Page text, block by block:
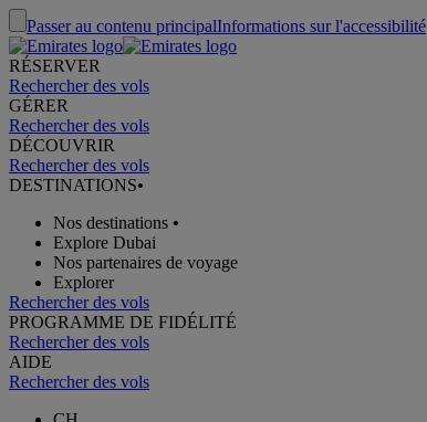
Passer au contenu principalInformations sur l'accessibilité
RÉSERVER
Rechercher des vols
GÉRER
Rechercher des vols
DÉCOUVRIR
Rechercher des vols
DESTINATIONS•
Nos destinations •
Explore Dubai
Nos partenaires de voyage
Explorer
Rechercher des vols
PROGRAMME DE FIDÉLITÉ
Rechercher des vols
AIDE
Rechercher des vols